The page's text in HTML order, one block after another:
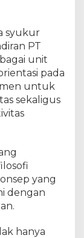
syukur
PT
unit
pada
untuk
sekaligus
yang
dengan
hanya